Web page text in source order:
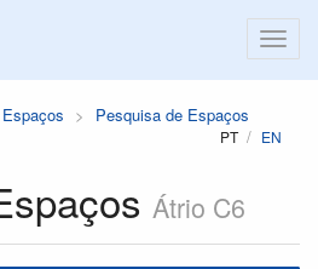
Espaços Pesquisa de Espaços
PT EN
Átrio C6